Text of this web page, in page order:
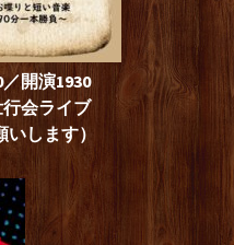
開演1930
会ライブ
します）